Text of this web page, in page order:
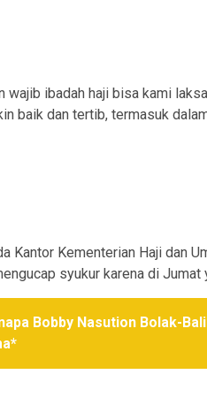
wajib ibadah haji bisa kami
baik dan tertib, termasuk
Kantor Kementerian Haji dan
syukur karena di
Bobby Nasution Bolak-